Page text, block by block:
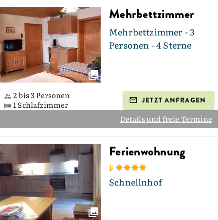
Mehrbettzimmer
Mehrbettzimmer - 3
Personen - 4 Sterne
2 bis 3 Personen
1 Schlafzimmer
JETZT ANFRAGEN
Details und freie Termine
Ferienwohnung
F
Schnellnhof